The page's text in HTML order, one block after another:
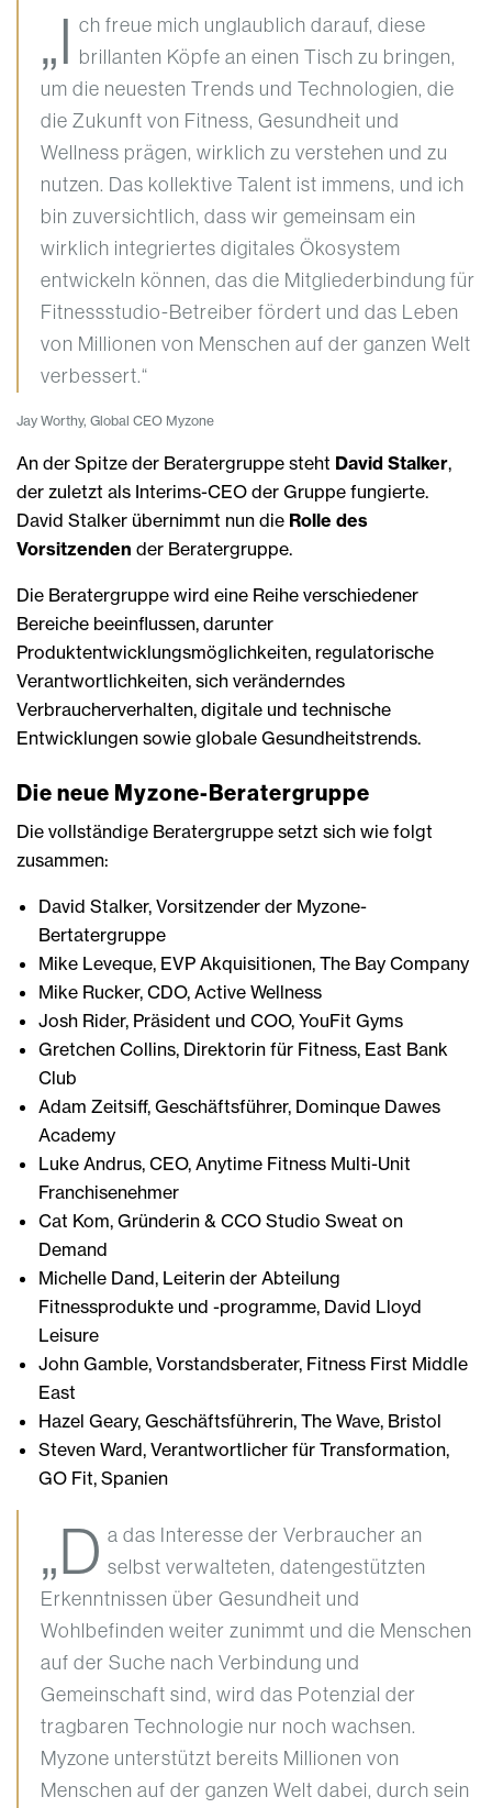
„I ch freue mich unglaublich darauf, diese
brillanten Köpfe an einen Tisch zu bringen,
um die neuesten Trends und Technologien, die
die Zukunft von Fitness, Gesundheit und
Wellness prägen, wirklich zu verstehen und zu
nutzen. Das kollektive Talent ist immens, und ich
bin zuversichtlich, dass wir gemeinsam ein
wirklich integriertes digitales Ökosystem
entwickeln können, das die Mitgliederbindung für
Fitnessstudio-Betreiber fördert und das Leben
von Millionen von Menschen auf der ganzen Welt
verbessert.“
Jay Worthy, Global CEO Myzone
An der Spitze der Beratergruppe steht David Stalker,
der zuletzt als Interims-CEO der Gruppe fungierte.
David Stalker übernimmt nun die Rolle des
Vorsitzenden der Beratergruppe.
Die Beratergruppe wird eine Reihe verschiedener
Bereiche beeinflussen, darunter
Produktentwicklungsmöglichkeiten, regulatorische
Verantwortlichkeiten, sich veränderndes
Verbraucherverhalten, digitale und technische
Entwicklungen sowie globale Gesundheitstrends.
Die neue Myzone-Beratergruppe
Die vollständige Beratergruppe setzt sich wie folgt
zusammen:
David Stalker, Vorsitzender der Myzone-
Bertatergruppe
Mike Leveque, EVP Akquisitionen, The Bay Company
Mike Rucker, CDO, Active Wellness
Josh Rider, Präsident und COO, YouFit Gyms
Gretchen Collins, Direktorin für Fitness, East Bank
Club
Adam Zeitsiff, Geschäftsführer, Dominque Dawes
Academy
Luke Andrus, CEO, Anytime Fitness Multi-Unit
Franchisenehmer
Cat Kom, Gründerin & CCO Studio Sweat on
Demand
Michelle Dand, Leiterin der Abteilung
Fitnessprodukte und -programme, David Lloyd
Leisure
John Gamble, Vorstandsberater, Fitness First Middle
East
Hazel Geary, Geschäftsführerin, The Wave, Bristol
Steven Ward, Verantwortlicher für Transformation,
GO Fit, Spanien
„D a das Interesse der Verbraucher an
selbst verwalteten, datengestützten
Erkenntnissen über Gesundheit und
Wohlbefinden weiter zunimmt und die Menschen
auf der Suche nach Verbindung und
Gemeinschaft sind, wird das Potenzial der
tragbaren Technologie nur noch wachsen.
Myzone unterstützt bereits Millionen von
Menschen auf der ganzen Welt dabei, durch sein